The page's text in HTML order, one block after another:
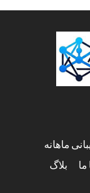
ماهانه
ما بلاگ